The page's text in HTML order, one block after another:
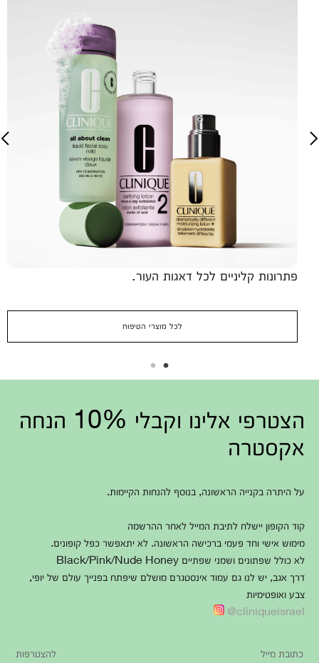
פתרונות קליניים לכל דאגות העור.
לכל מוצרי הטיפוח
הצטרפי אלינו וקבלי 10% הנחה
אקסטרה
על היתרה בקנייה הראשונה, בנוסף להנחות הקיימות.
קוד הקופון יישלח לתיבת המייל לאחר ההרשמה
מימוש אישי וחד פעמי ברכישה הראשונה. לא יתאפשר כפל קופונים.
לא כולל שפתונים ושמני שפתיים Black/Pink/Nude Honey
דרך אגב, יש לנו גם עמוד אינסטגרם מושלם שיפתח בפנייך עולם של יופי,
צבע ואופטימיות
cliniqueisrael@